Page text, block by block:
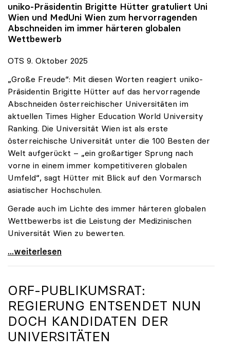
uniko-Präsidentin Brigitte Hütter gratuliert Uni
Wien und MedUni Wien zum hervorragenden
Abschneiden im immer härteren globalen
Wettbewerb
OTS 9. Oktober 2025
„Große Freude“: Mit diesen Worten reagiert uniko-
Präsidentin Brigitte Hütter auf das hervorragende
Abschneiden österreichischer Universitäten im
aktuellen Times Higher Education World University
Ranking. Die Universität Wien ist als erste
österreichische Universität unter die 100 Besten der
Welt aufgerückt – „ein großartiger Sprung nach
vorne in einem immer kompetitiveren globalen
Umfeld“, sagt Hütter mit Blick auf den Vormarsch
asiatischer Hochschulen.
Gerade auch im Lichte des immer härteren globalen
Wettbewerbs ist die Leistung der Medizinischen
Universität Wien zu bewerten.
„Top-Rankingplätze heimischer Universitäten geben
...weiterlesen
ORF-PUBLIKUMSRAT:
REGIERUNG ENTSENDET NUN
DOCH KANDIDATEN DER
UNIVERSITÄTEN